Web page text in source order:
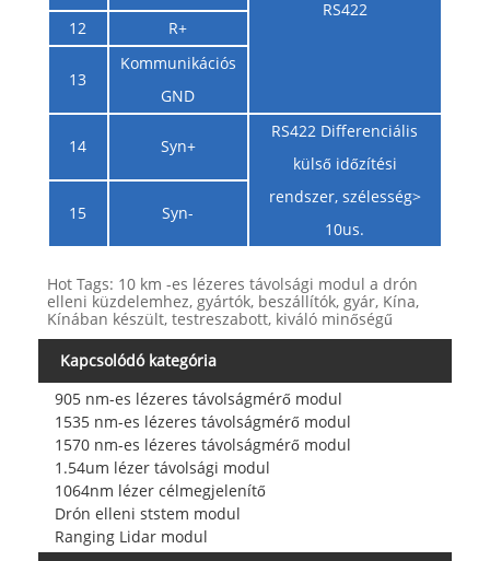
RS422
12
R+
13
Kommunikációs
GND
14 Syn+
RS422 Differenciális
külső időzítési
rendszer, szélesség>
10us.
15 Syn-
Hot Tags: 10 km -es lézeres távolsági modul a drón
elleni küzdelemhez, gyártók, beszállítók, gyár, Kína,
Kínában készült, testreszabott, kiváló minőségű
Kapcsolódó kategória
905 nm-es lézeres távolságmérő modul
1535 nm-es lézeres távolságmérő modul
1570 nm-es lézeres távolságmérő modul
1.54um lézer távolsági modul
1064nm lézer célmegjelenítő
Drón elleni ststem modul
Ranging Lidar modul